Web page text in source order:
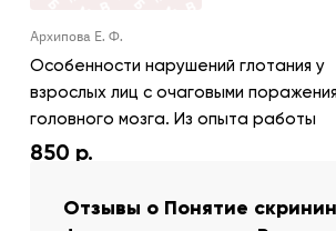
Архипова Е. Ф.
Особенности нарушений глотания у
взрослых лиц с очаговыми
головного мозга. Из опыта работы
850 р.
Отзывы о Понятие